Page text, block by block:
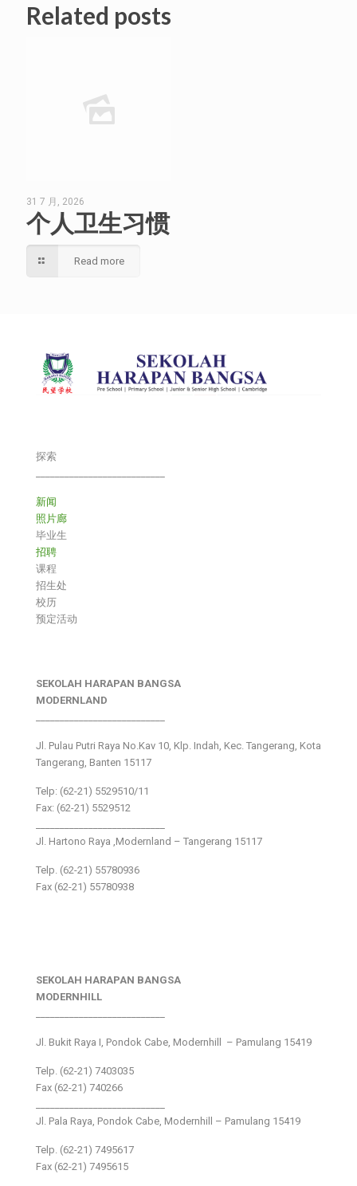
Related posts
31 7 月, 2026
个人卫生习惯
Read more
探索
新闻
照片廊
毕业生
招聘
课程
招生处
校历
预定活动
SEKOLAH HARAPAN BANGSA
MODERNLAND
Jl. Pulau Putri Raya No.Kav 10, Klp. Indah, Kec. Tangerang, Kota
Tangerang, Banten 15117
Telp: (62-21) 5529510/11
Fax: (62-21) 5529512
Jl. Hartono Raya ,Modernland – Tangerang 15117
Telp. (62-21) 55780936
Fax (62-21) 55780938
SEKOLAH HARAPAN BANGSA
MODERNHILL
Jl. Bukit Raya I, Pondok Cabe, Modernhill – Pamulang 15419
Telp. (62-21) 7403035
Fax (62-21) 740266
Jl. Pala Raya, Pondok Cabe, Modernhill – Pamulang 15419
Telp. (62-21) 7495617
Fax (62-21) 7495615